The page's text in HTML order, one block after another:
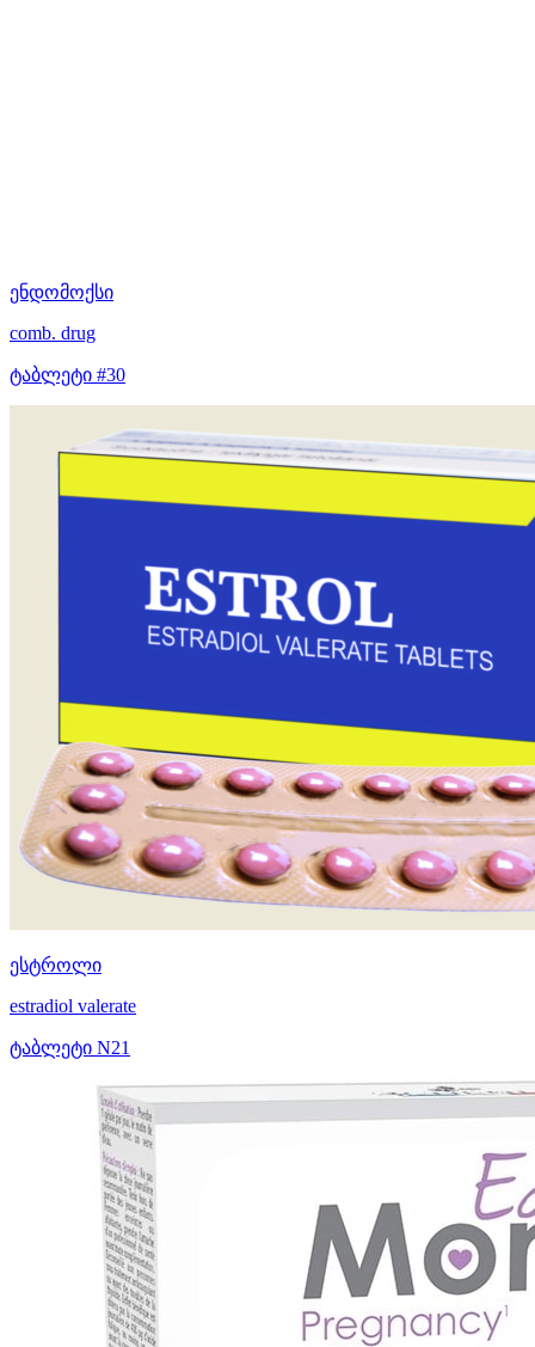
ენდომოქსი
comb. drug
ტაბლეტი #30
ესტროლი
estradiol valerate
ტაბლეტი N21